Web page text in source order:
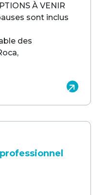
À VENIR
sont inclus
des